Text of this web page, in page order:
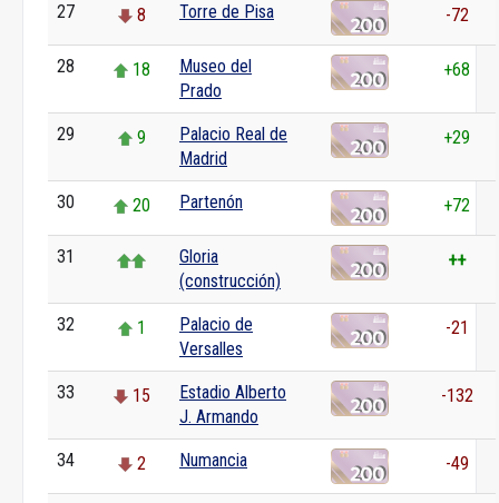
27 8 Torre de Pisa -72
28 18
Museo del
Prado
+68
29 9
Palacio Real de
Madrid
+29
30 20 Partenón +72
31
Gloria
(construcción)
++
32 1
Palacio de
Versalles
-21
33 15
Estadio Alberto
J. Armando
-132
34 2 Numancia -49